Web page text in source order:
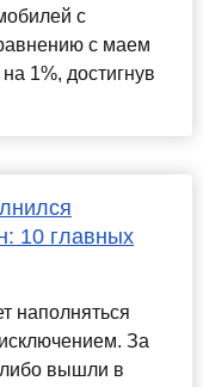
с
с маем
1%, достигнув
10 главных
наполняться
За
либо вышли в